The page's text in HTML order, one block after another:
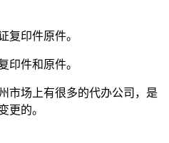
复印件原件。
印件和原件。
市场上有很多的代办公司，是
更的。